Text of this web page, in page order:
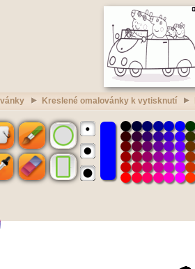
Kreslené omalovánky k vytisknutí